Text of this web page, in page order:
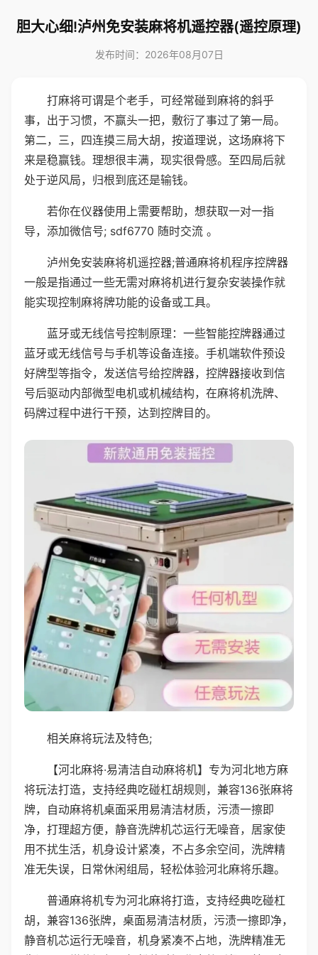
胆大心细!泸州免安装麻将机遥控器(遥控原理)
发布时间：2026年08月07日
打麻将可谓是个老手，可经常碰到麻将的斜乎
事，出于习惯，不赢头一把，敷衍了事过了第一局。
第二，三，四连摸三局大胡，按道理说，这场麻将下
来是稳赢钱。理想很丰满，现实很骨感。至四局后就
处于逆风局，归根到底还是输钱。
若你在仪器使用上需要帮助，想获取一对一指
导，添加微信号; sdf6770 随时交流 。
泸州免安装麻将机遥控器;普通麻将机程序控牌器
一般是指通过一些无需对麻将机进行复杂安装操作就
能实现控制麻将牌功能的设备或工具。
蓝牙或无线信号控制原理：一些智能控牌器通过
蓝牙或无线信号与手机等设备连接。手机端软件预设
好牌型等指令，发送信号给控牌器，控牌器接收到信
号后驱动内部微型电机或机械结构，在麻将机洗牌、
码牌过程中进行干预，达到控牌目的。
相关麻将玩法及特色;
【河北麻将·易清洁自动麻将机】专为河北地方麻
将玩法打造，支持经典吃碰杠胡规则，兼容136张麻将
牌，自动麻将机桌面采用易清洁材质，污渍一擦即
净，打理超方便，静音洗牌机芯运行无噪音，居家使
用不扰生活，机身设计紧凑，不占多余空间，洗牌精
准无失误，日常休闲组局，轻松体验河北麻将乐趣。
普通麻将机专为河北麻将打造，支持经典吃碰杠
胡，兼容136张牌，桌面易清洁材质，污渍一擦即净，
静音机芯运行无噪音，机身紧凑不占地，洗牌精准无